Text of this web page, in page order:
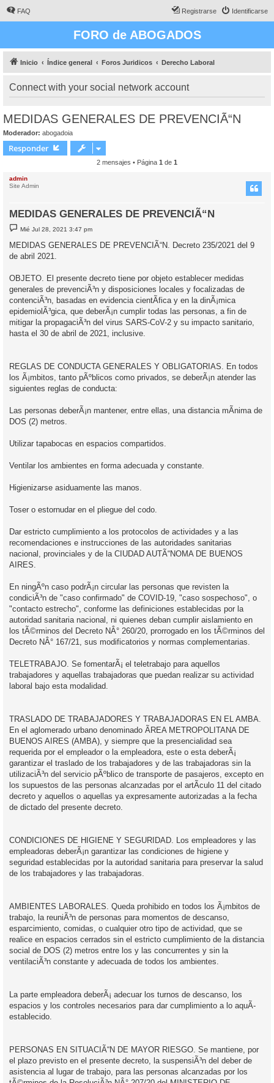
FAQ Identificarse
Registrarse
FORO de ABOGADOS
Inicio Índice general Foros Juridicos Derecho Laboral
Connect with your social network account
MEDIDAS GENERALES DE PREVENCIÃ“N
Moderador: abogadoia
Responder
2 mensajes • Página 1 de 1
admin
Site Admin
MEDIDAS GENERALES DE PREVENCIÃ“N
M
e
n
s
a
Mié Jul 28, 2021 3:47 pm
MEDIDAS GENERALES DE PREVENCIÃ“N. Decreto 235/2021 del 9
de abril 2021.
OBJETO. El presente decreto tiene por objeto establecer medidas
generales de prevenciÃ³n y disposiciones locales y focalizadas de
contenciÃ³n, basadas en evidencia cientÃ­fica y en la dinÃ¡mica
epidemiolÃ³gica, que deberÃ¡n cumplir todas las personas, a fin de
mitigar la propagaciÃ³n del virus SARS-CoV-2 y su impacto sanitario,
hasta el 30 de abril de 2021, inclusive.
REGLAS DE CONDUCTA GENERALES Y OBLIGATORIAS. En todos
los Ã¡mbitos, tanto pÃºblicos como privados, se deberÃ¡n atender las
siguientes reglas de conducta:
Las personas deberÃ¡n mantener, entre ellas, una distancia mÃ­nima de
DOS (2) metros.
Utilizar tapabocas en espacios compartidos.
Ventilar los ambientes en forma adecuada y constante.
Higienizarse asiduamente las manos.
Toser o estornudar en el pliegue del codo.
Dar estricto cumplimiento a los protocolos de actividades y a las
recomendaciones e instrucciones de las autoridades sanitarias
nacional, provinciales y de la CIUDAD AUTÃ“NOMA DE BUENOS
AIRES.
En ningÃºn caso podrÃ¡n circular las personas que revisten la
condiciÃ³n de "caso confirmado" de COVID-19, "caso sospechoso", o
"contacto estrecho", conforme las definiciones establecidas por la
autoridad sanitaria nacional, ni quienes deban cumplir aislamiento en
los tÃ©rminos del Decreto NÂ° 260/20, prorrogado en los tÃ©rminos del
Decreto NÂ° 167/21, sus modificatorios y normas complementarias.
TELETRABAJO. Se fomentarÃ¡ el teletrabajo para aquellos
trabajadores y aquellas trabajadoras que puedan realizar su actividad
laboral bajo esta modalidad.
TRASLADO DE TRABAJADORES Y TRABAJADORAS EN EL AMBA.
En el aglomerado urbano denominado ÃREA METROPOLITANA DE
BUENOS AIRES (AMBA), y siempre que la presencialidad sea
requerida por el empleador o la empleadora, este o esta deberÃ¡
garantizar el traslado de los trabajadores y de las trabajadoras sin la
utilizaciÃ³n del servicio pÃºblico de transporte de pasajeros, excepto en
los supuestos de las personas alcanzadas por el artÃ­culo 11 del citado
decreto y aquellos o aquellas ya expresamente autorizadas a la fecha
de dictado del presente decreto.
CONDICIONES DE HIGIENE Y SEGURIDAD. Los empleadores y las
empleadoras deberÃ¡n garantizar las condiciones de higiene y
seguridad establecidas por la autoridad sanitaria para preservar la salud
de los trabajadores y las trabajadoras.
AMBIENTES LABORALES. Queda prohibido en todos los Ã¡mbitos de
trabajo, la reuniÃ³n de personas para momentos de descanso,
esparcimiento, comidas, o cualquier otro tipo de actividad, que se
realice en espacios cerrados sin el estricto cumplimiento de la distancia
social de DOS (2) metros entre los y las concurrentes y sin la
ventilaciÃ³n constante y adecuada de todos los ambientes.
La parte empleadora deberÃ¡ adecuar los turnos de descanso, los
espacios y los controles necesarios para dar cumplimiento a lo aquÃ­
establecido.
PERSONAS EN SITUACIÃ“N DE MAYOR RIESGO. Se mantiene, por
el plazo previsto en el presente decreto, la suspensiÃ³n del deber de
asistencia al lugar de trabajo, para las personas alcanzadas por los